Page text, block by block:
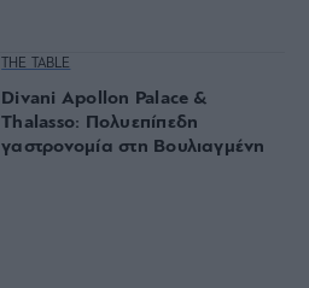
THE TABLE
Divani Apollon Palace &
Thalasso: Πολυεπίπεδη
γαστρονομία στη Βουλιαγμένη